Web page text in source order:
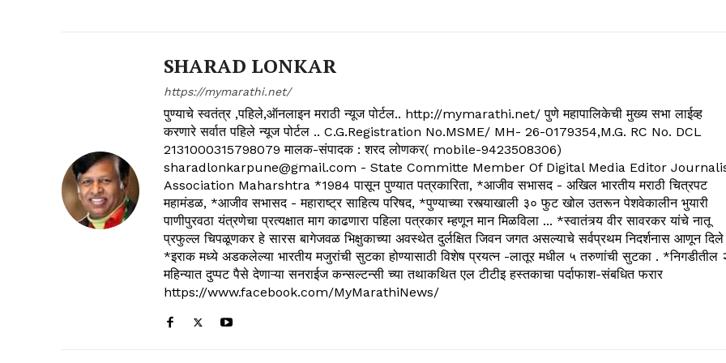
SHARAD LONKAR
https://mymarathi.net/
पुण्याचे स्वतंत्र ,पहिले,ऑनलाइन मराठी न्यूज पोर्टल.. http://mymarathi.net/ पुणे महापालिकेची मुख्य सभा लाईव्ह
करणारे सर्वात पहिले न्यूज पोर्टल .. C.G.Registration No.MSME/ MH- 26-0179354,M.G. RC No. DCL
2131000315798079 मालक-संपादक : शरद लोणकर( mobile-9423508306)
sharadlonkarpune@gmail.com - State Committe Member Of Digital Media Editor
Association Maharshtra *1984 पासून पुण्यात पत्रकारिता, *आजीव सभासद - अखिल भारतीय मराठी चित्रपट
महामंडळ, *आजीव सभासद - महाराष्ट्र साहित्य परिषद, *पुण्याच्या रस्त्याखाली ३० फुट खोल उतरून पेशवेकालीन भुयारी
पाणीपुरवठा यंत्रणेचा प्रत्यक्षात माग काढणारा पहिला पत्रकार म्हणून मान मिळविला ... *स्वातंत्र्य वीर सावरकर यांचे नातू
प्रफुल्ल चिपळूणकर हे सारस बागेजवळ भिक्षुकाच्या अवस्थेत दुर्लक्षित जिवन जगत असल्याचे सर्वप्रथम निदर्शनास आणून दिले
*इराक मध्ये अडकलेल्या भारतीय मजुरांची सुटका होण्यासाठी विशेष प्रयत्न -लातूर मधील ५ तरुणांची सुटका . *निगडीतील
महिन्यात दुप्पट पैसे देणाऱ्या सनराईज कन्सल्टन्सी च्या तथाकथित एल टीटीइ हस्तकाचा पर्दाफाश-संबधित फरार
https://www.facebook.com/MyMarathiNews/